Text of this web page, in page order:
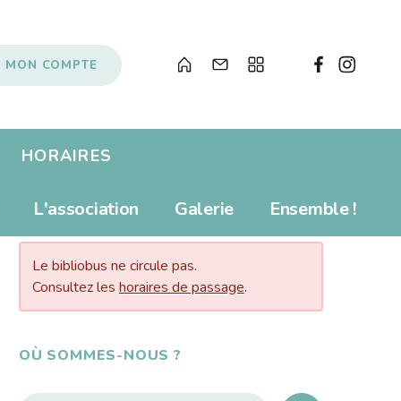
MON COMPTE
Albums pour enfants
Livres numériques
Propositions d'achat
Prolonger
Tarifs
HORAIRES
Anecdotes
Liens
L'association Galerie
Souvenirs, souvenirs...
Ensemble !
AUJOURD’HUI…
Le bibliobus ne circule pas.
Consultez les horaires de passage.
OÙ SOMMES-NOUS ?